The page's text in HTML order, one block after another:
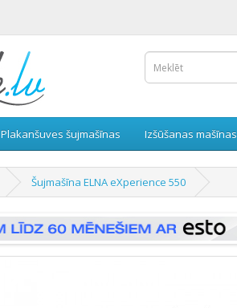
Plakanšuves šujmašīnas Izšūšanas mašīnas
Šujmašīna ELNA eXperience 550